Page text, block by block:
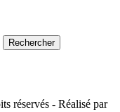
réservés - Réalisé par